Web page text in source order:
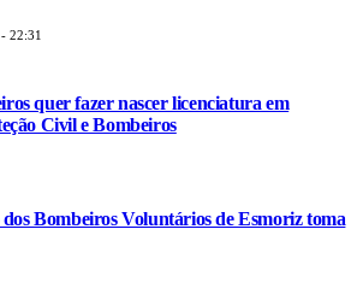
22:31
quer fazer nascer licenciatura em
Civil e Bombeiros
Bombeiros Voluntários de Esmoriz toma